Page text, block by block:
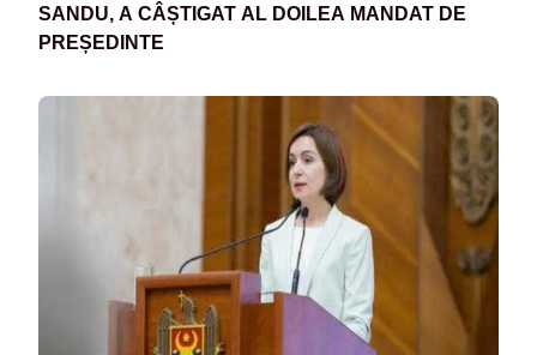
SANDU, A CÂȘTIGAT AL DOILEA MANDAT DE
PREȘEDINTE